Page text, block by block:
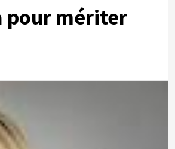
pour mériter